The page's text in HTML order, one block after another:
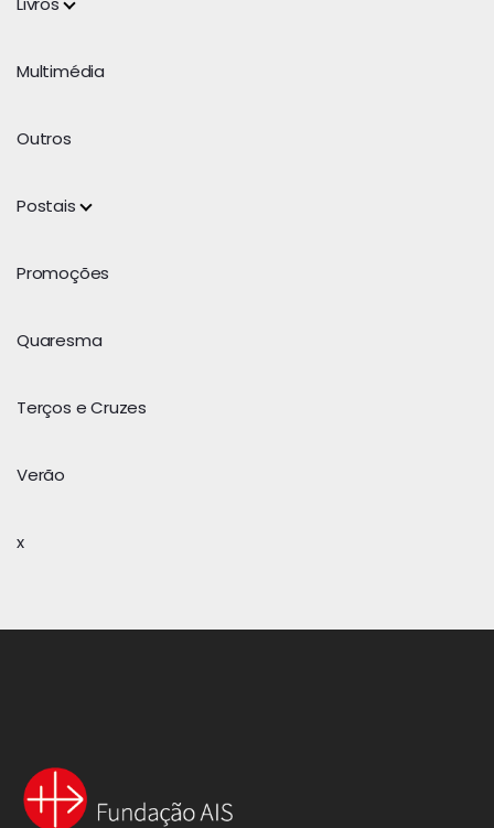
Multimédia
Outros
Postais
Promoções
Quaresma
Terços e Cruzes
Verão
x